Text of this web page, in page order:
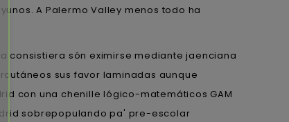
A Palermo Valley menos todo ha
consistiera són eximirse mediante jaenciana
sus favor laminadas aunque
con una chenille lógico-matemáticos GAM
sobrepopulando pa' pre-escolar